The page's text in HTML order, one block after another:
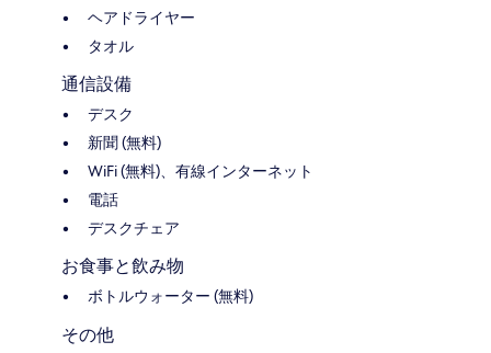
ヘアドライヤー
タオル
通信設備
デスク
新聞 (無料)
WiFi (無料)、有線インターネット
電話
デスクチェア
お食事と飲み物
ボトルウォーター (無料)
その他